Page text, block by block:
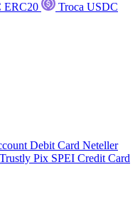
ERC20
Troca USDC
Debit Card Neteller
Trustly Pix SPEI Credit Card